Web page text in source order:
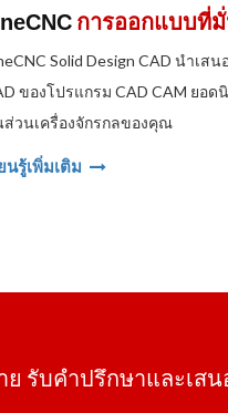
การออกแบบที่
Solid Design CAD นำเ
ของโปรแกรม CAD CAM ยอ
วนเครื่องจักรกลของคุณ
นรู้เพิ่มเติม
ย รับคำปรึกษาและเส